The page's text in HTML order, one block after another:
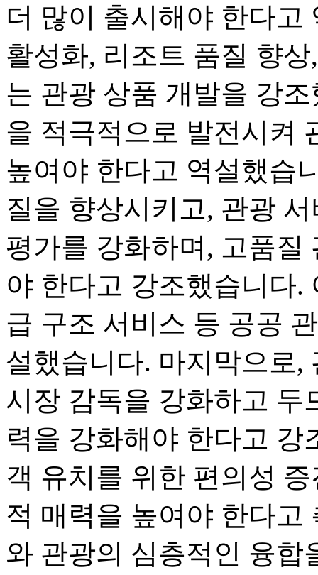
더 많이 출시해야 한다고
활성화, 리조트 품질 향
는 관광 상품 개발을 강
을 적극적으로 발전시켜
높여야 한다고 역설했습
질을 향상시키고, 관광
평가를 강화하며, 고품질
야 한다고 강조했습니다.
급 구조 서비스 등 공공
설했습니다. 마지막으로,
시장 감독을 강화하고 두
력을 강화해야 한다고 강
객 유치를 위한 편의성
적 매력을 높여야 한다고
와 관광의 심층적인 융합